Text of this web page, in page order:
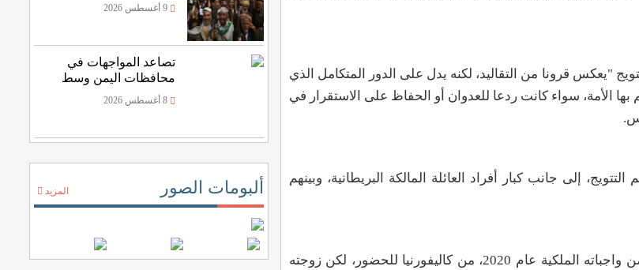
"يعكس قرونا من التقاليد، لكنه يدل على الدور المتكامل الذي
بها الأمة، سواء كانت ردعا للعدوان أو الحفاظ على الاستقرار في
.
إلى جانب كبار أفراد العائلة المالكة البريطانية، وبينهم
ومن المزمع أن يتوجه نجل تشارلز الأصغر، الأمير هاري، الذي استقال من واجباته الملكية عام 2020، من كاليفورنيا للحضور، لكن زوجته
9 أغسطس 2026
تصاعد المواجهات في
محافظات اليمن وسط
حركة نزوح8 أغسطس 2026
ألبومات الصور المزيد